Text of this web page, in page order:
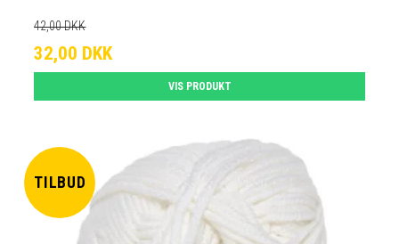
42,00 DKK
32,00 DKK
VIS PRODUKT
TILBUD